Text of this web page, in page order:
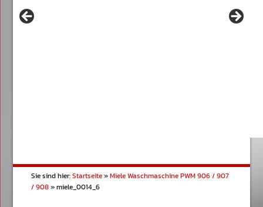
Sie sind hier:Startseite»Miele Waschmaschine PWM 906 / 907
/ 908»miele_0014_6